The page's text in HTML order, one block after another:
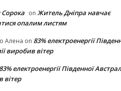
on Житель Дніпра навчає
опалим листям
Алена on 83% електроенергії
виробив вітер
83% електроенергії Південної
вітер